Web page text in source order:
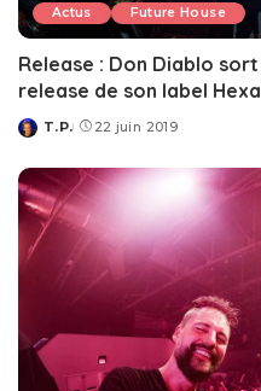
Actus Future House
Release : Don Diablo sort
release de son label
Posted
T.P. 22 juin 2019